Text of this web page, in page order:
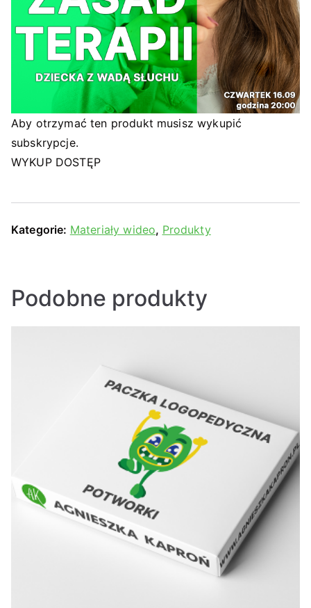
Aby otrzymać ten produkt musisz wykupić
subskrypcje.
WYKUP DOSTĘP
Kategorie: Materiały wideo, Produkty
Podobne produkty